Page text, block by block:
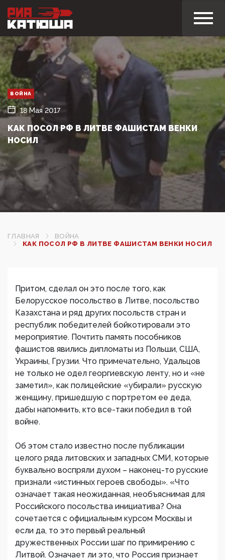
ВОЙНА
18 Мая 2017
КАК ПОСОЛ РФ В ЛИТВЕ ФАШИСТАМ ВЕНКИ
НОСИЛ
ГЛАВНАЯ
ВОЙНА
КАК ПОСОЛ РФ В ЛИТВЕ ФАШИСТАМ ВЕНКИ НОСИЛ
Притом, сделал он это после того, как
Белорусское посольство в Литве, посольство
Казахстана и ряд других посольств стран и
республик победителей бойкотировали это
мероприятие. Почтить память пособников
фашистов явились дипломаты из Польши, США,
Украины, Грузии. Что примечательно, Удальцов
не только не одел георгиевскую ленту, но и «не
заметил», как полицейские «убирали» русскую
женщину, пришедшую с портретом ее деда,
дабы напомнить, кто все-таки победил в той
войне.
Об этом стало известно после публикации
целого ряда литовских и западных СМИ, которые
буквально воспряли духом – наконец-то русские
признали «истинных героев свободы». «Что
означает такая неожиданная, необъяснимая для
Российского посольства инициатива? Она
сочетается с официальным курсом Москвы и
если да, то это первый реальный
дружественных России шаг по примирению с
Литвой. Означает ли это, что Россия признает